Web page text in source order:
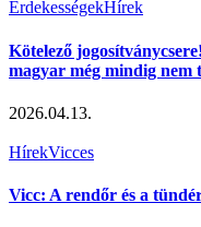
ÉrdekességekHírek
Kötelező
magyar még mindig nem
2026.04.13.
HírekVicces
Vicc: A rendőr és a